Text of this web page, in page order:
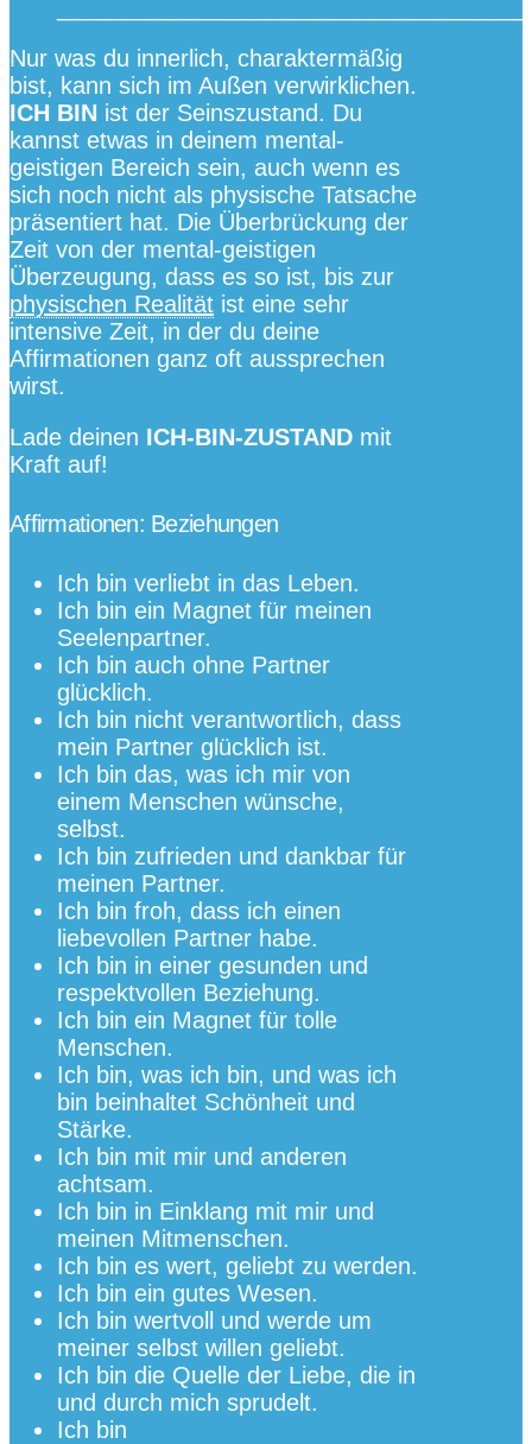
Nur was du innerlich, charaktermäßig
bist, kann sich im Außen verwirklichen.
ICH BIN ist der Seinszustand. Du
kannst etwas in deinem mental-
geistigen Bereich sein, auch wenn es
sich noch nicht als physische Tatsache
präsentiert hat. Die Überbrückung der
Zeit von der mental-geistigen
Überzeugung, dass es so ist, bis zur
physischen Realität ist eine sehr
intensive Zeit, in der du deine
Affirmationen ganz oft aussprechen
wirst.
Lade deinen ICH-BIN-ZUSTAND mit
Kraft auf!
Affirmationen: Beziehungen
Ich bin verliebt in das Leben.
Ich bin ein Magnet für meinen
Seelenpartner.
Ich bin auch ohne Partner
glücklich.
Ich bin nicht verantwortlich, dass
mein Partner glücklich ist.
Ich bin das, was ich mir von
einem Menschen wünsche,
selbst.
Ich bin zufrieden und dankbar für
meinen Partner.
Ich bin froh, dass ich einen
liebevollen Partner habe.
Ich bin in einer gesunden und
respektvollen Beziehung.
Ich bin ein Magnet für tolle
Menschen.
Ich bin, was ich bin, und was ich
bin beinhaltet Schönheit und
Stärke.
Ich bin mit mir und anderen
achtsam.
Ich bin in Einklang mit mir und
meinen Mitmenschen.
Ich bin es wert, geliebt zu werden.
Ich bin ein gutes Wesen.
Ich bin wertvoll und werde um
meiner selbst willen geliebt.
Ich bin die Quelle der Liebe, die in
und durch mich sprudelt.
Ich bin